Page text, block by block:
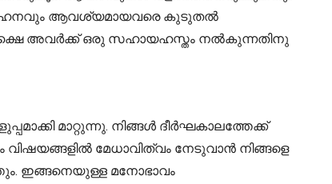
ആവശ്യമായവരെ കുടുതൽ
അവർക്ക് ഒരു സഹായഹസ്തം നൽകുന്നതിനു
മാറ്റുന്നു. നിങ്ങൾ ദീർഘകാലത്തേക്ക്
മേധാവിത്വം നേടുവാൻ നിങ്ങളെ
ഇങ്ങനെയുള്ള മനോഭാവം